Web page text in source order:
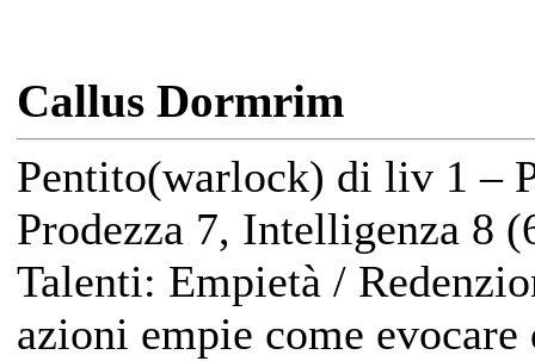
Callus Dormrim
Pentito(warlock) di liv 1 –
Prodezza 7, Intelligenza 8
Talenti: Empietà /
azioni empie come